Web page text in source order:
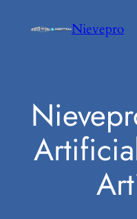
Nievepro